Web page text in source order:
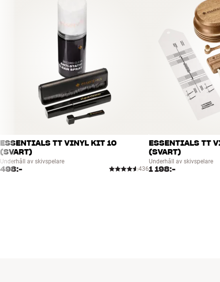
ESSENTIALS TT VINYL KIT 10
(SVART)
Underhåll av skivspelare
498:- 436
ESSENTIALS TT
(SVART)
Underhåll av skivspelare
1 198:-